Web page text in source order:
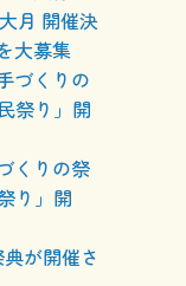
月 開催決
大募集
くりの祭
り」開